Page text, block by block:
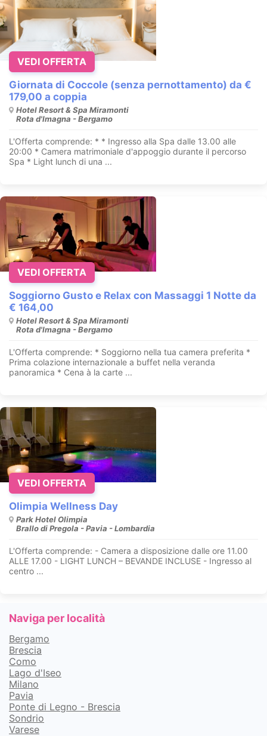
Giornata di Coccole (senza pernottamento) da €
179,00 a coppia
Hotel Resort & Spa Miramonti
Rota d'Imagna - Bergamo
L'Offerta comprende: * * Ingresso alla Spa dalle 13.00 alle
20:00 * Camera matrimoniale d'appoggio durante il percorso
Spa * Light lunch di una ...
VEDI OFFERTA
Soggiorno Gusto e Relax con Massaggi 1 Notte da
€ 164,00
Hotel Resort & Spa Miramonti
Rota d'Imagna - Bergamo
L'Offerta comprende: * Soggiorno nella tua camera preferita *
Prima colazione internazionale a buffet nella veranda
panoramica * Cena à la carte ...
VEDI OFFERTA
Olimpia Wellness Day
Park Hotel Olimpia
Brallo di Pregola - Pavia - Lombardia
L'Offerta comprende: - Camera a disposizione dalle ore 11.00
ALLE 17.00 - LIGHT LUNCH – BEVANDE INCLUSE - Ingresso al
centro ...
VEDI OFFERTA
Naviga per località
Bergamo
Brescia
Como
Lago d'Iseo
Milano
Pavia
Ponte di Legno - Brescia
Sondrio
Varese